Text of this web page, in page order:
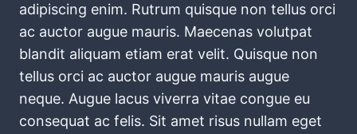
adipiscing enim. Rutrum quisque non tellus orci
ac auctor augue mauris. Maecenas volutpat
blandit aliquam etiam erat velit. Quisque non
tellus orci ac auctor augue mauris augue
neque. Augue lacus viverra vitae congue eu
consequat ac felis. Sit amet risus nullam eget